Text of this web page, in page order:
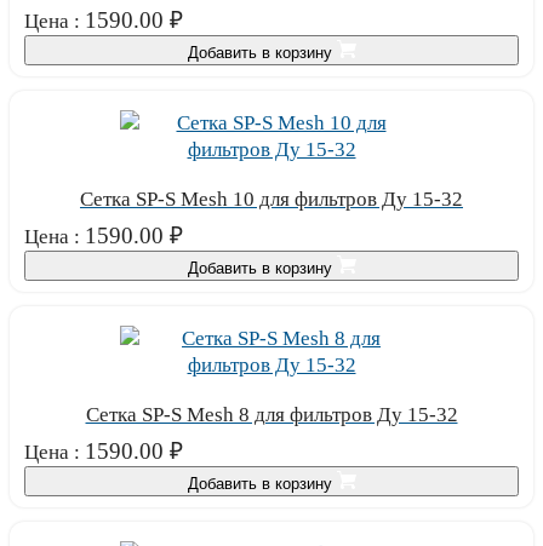
Цена : 1590.00 ₽
Добавить в корзину
Сетка SP-S Mesh 10 для фильтров Ду 15-32
Цена : 1590.00 ₽
Добавить в корзину
Сетка SP-S Mesh 8 для фильтров Ду 15-32
Цена : 1590.00 ₽
Добавить в корзину